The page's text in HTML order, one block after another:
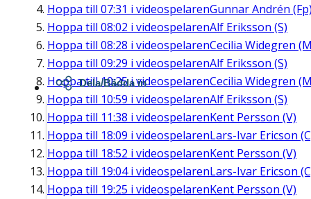
Hoppa till 07:31 i videospelarenGunnar Andrén
Hoppa till 08:02 i videospelarenAlf Eriksson (S)
Hoppa till 08:28 i videospelarenCecilia Widegren
Hoppa till 09:29 i videospelarenAlf Eriksson (S)
Hoppa till10:25i videospelarenCecilia Widegren
Hoppa till 10:59 i videospelarenAlf Eriksson (S)
Hoppa till 11:38 i videospelarenKent Persson (V)
Hoppa till 18:09 i videospelarenLars-Ivar Ericson
Hoppa till 18:52 i videospelarenKent Persson (V)
Hoppa till 19:04i videospelarenLars-Ivar Ericson
Hoppa till 19:25 i videospelarenKent Persson (V)
Dela/Bädda in